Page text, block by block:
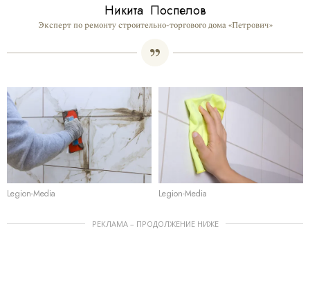
Никита Поспелов
Эксперт по ремонту строительно-торгового дома «Петрович»
Legion-Media Legion-Media
РЕКЛАМА – ПРОДОЛЖЕНИЕ НИЖЕ